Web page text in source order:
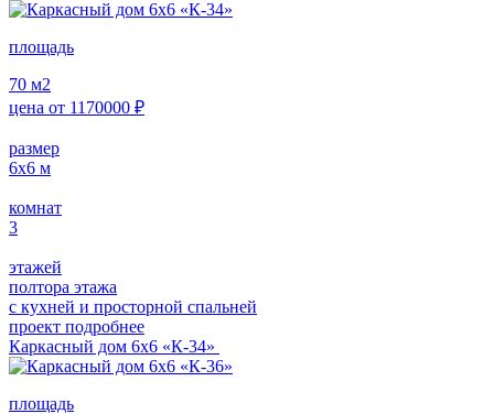
площадь
70 м2
цена от 1170000 ₽
размер
6х6 м
комнат
3
этажей
полтора этажа
с кухней и просторной спальней
проект подробнее
Каркасный дом 6х6 «К-34»
площадь